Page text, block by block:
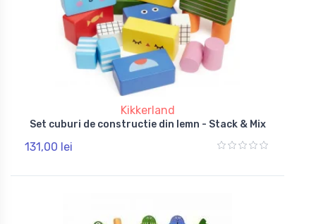
Kikkerland
Set cuburi de constructie din lemn - Stack & Mix
131,00 lei